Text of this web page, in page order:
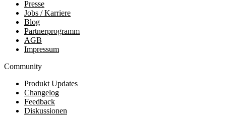
Presse
Jobs / Karriere
Blog
Partnerprogramm
AGB
Impressum
Community
Produkt Updates
Changelog
Feedback
Diskussionen